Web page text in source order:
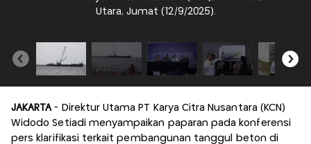
Utara, Jumat (12/9/2025).
JAKARTA - Direktur Utama PT Karya Citra Nusantara (KCN)
Widodo Setiadi menyampaikan paparan pada konferensi
pers klarifikasi terkait pembangunan tanggul beton di